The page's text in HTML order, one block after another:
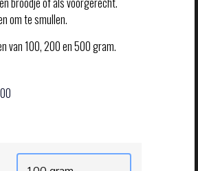
om te smullen.
van 100, 200 en 500 gram.